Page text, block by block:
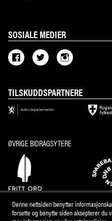
SOSIALE MEDIER
TILSKUDDSPARTNERE
ØVRIGE BIDRAGSYTERE
Denne nettsiden benytter
forsette og benytte siden aksepterer du